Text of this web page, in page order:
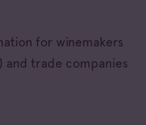
for winemakers
and trade companies